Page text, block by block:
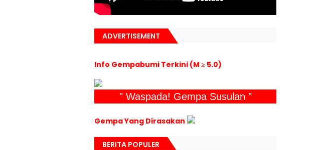
ADVERTISEMENT
Info Gempabumi Terkini (M ≥ 5.0)
" Waspada! Gempa Susulan "
Gempa Yang Dirasakan
BERITA POPULER